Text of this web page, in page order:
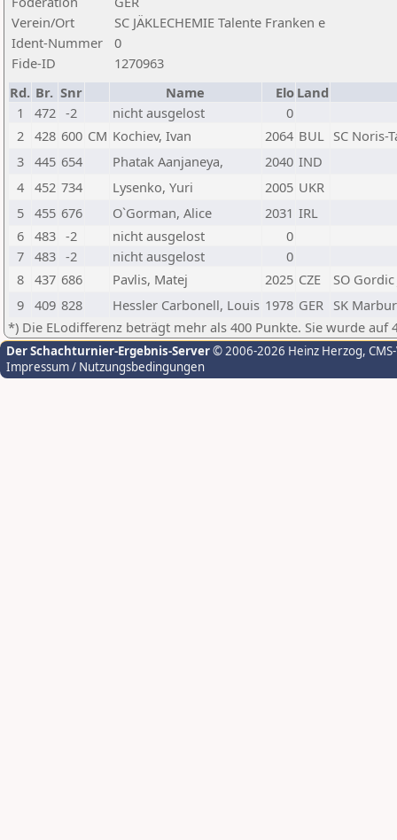
Verein/Ort
SC JÄKLECHEMIE Talente Franken e
Ident-Nummer
0
Fide-ID
1270963
Rd. Br. Snr Name Elo Land
1
472 -2 nicht ausgelost
0
2 428 600 CM Kochiev, Ivan 2064 BUL SC Noris-
3 445 654 Phatak Aanjaneya, 2040 IND
4 452 734 Lysenko, Yuri 2005 UKR
5 455 676 O`Gorman, Alice 2031 IRL
6 483 -2 nicht ausgelost
0
7 483 -2 nicht ausgelost
0
8 437 686 Pavlis, Matej 2025 CZE
SO
9 409 828 Hessler Carbonell, Louis 1978 GER SK
*) Die ELodifferenz beträgt mehr als 400 Punkte. Sie wurde auf
Der Schachturnier-Ergebnis-Server© 2006-2026 Heinz Herzog,
Impressum / Nutzungsbedingungen